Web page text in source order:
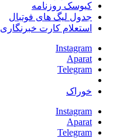
کیوسک روزنامه
جدول لیگ های فوتبال
استعلام کارت خبرنگاری
Instagram
Aparat
Telegram
خوراک
Instagram
Aparat
Telegram